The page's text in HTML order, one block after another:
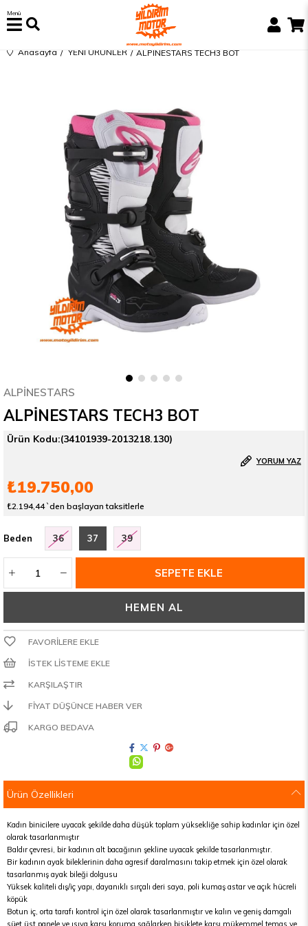
Menü
Anasayfa YENİ ÜRÜNLER ALPİNESTARS TECH3 BOT
ALPİNESTARS
ALPİNESTARS TECH3 BOT
(34101939-2013218.130)
YORUM YAZ
₺19.750,00
₺2.194,44 `den başlayan taksitlerle
Beden 36 37 39
FAVORILERE EKLE
İSTEK LISTEME EKLE
KARŞILAŞTIR
FIYAT DÜŞÜNCE HABER VER
KARGO BEDAVA
Ürün Özellikleri
Kadın binicilere uyacak şekilde daha düşük toplam yüksekliğe sahip kadınlar için özel
olarak tasarlanmıştır
Baldır çevresi, bir kadının alt bacağının şekline uyacak şekilde tasarlanmıştır.
Bir kadının ayak bileklerinin daha agresif daralmasını takip etmek için özel olarak
tasarlanmış ayak bileği dolgusu
Yüksek kaliteli dış/iç yapı, dayanıklı sırçalı deri saya, poli kumaş astar ve açık hücreli
köpük
Botun iç, orta tarafı kontrol için özel olarak tasarlanmıştır ve kalın ve geniş damgalı